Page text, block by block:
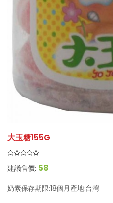
大玉糖155G
建議售價: 58
奶素保存期限:18個月產地:台灣